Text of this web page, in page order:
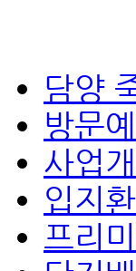
담양
방문
사업
입지
프리